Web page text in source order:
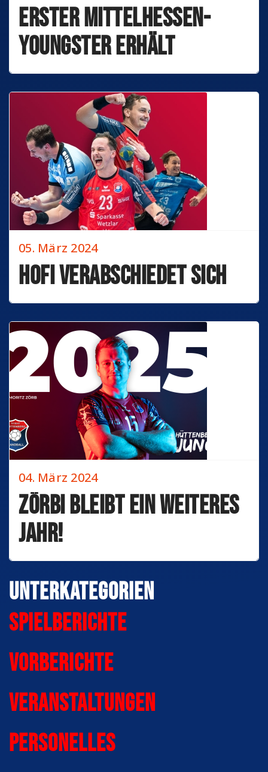
Erster Mittelhessen-
Youngster erhält
Profivertrag
Hofi verabschiedet sich
05. März 2024
Zörbi bleibt ein weiteres
Jahr!
04. März 2024
Unterkategorien
Spielberichte
Vorberichte
Veranstaltungen
Personelles